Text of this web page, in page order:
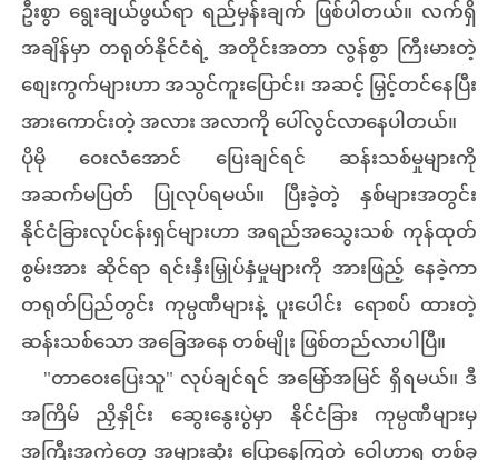
ဦးစွာ ရွေးချယ်ဖွယ်ရာ ရည်မှန်းချက် ဖြစ်ပါတယ်။ လက်ရှိ
အချိန်မှာ တရုတ်နိုင်ငံရဲ့ အတိုင်းအတာ လွန်စွာ ကြီးမားတဲ့
စျေးကွက်များဟာ အသွင်ကူးပြောင်း၊ အဆင့် မြှင့်တင်နေပြီး
အားကောင်းတဲ့ အလား အလာကို ပေါ်လွင်လာနေပါတယ်။
ပိုမို ဝေးလံအောင် ပြေးချင်ရင် ဆန်းသစ်မှုများကို
အဆက်မပြတ် ပြုလုပ်ရမယ်။ ပြီးခဲ့တဲ့ နှစ်များအတွင်း
နိုင်ငံခြားလုပ်ငန်းရှင်များဟာ အရည်အသွေးသစ် ကုန်ထုတ်
စွမ်းအား ဆိုင်ရာ ရင်းနှီးမြှုပ်နှံမှုများကို အားဖြည့် နေခဲ့ကာ
တရုတ်ပြည်တွင်း ကုမ္ပဏီများနဲ့ ပူးပေါင်း ရောစပ် ထားတဲ့
ဆန်းသစ်သော အခြေအနေ တစ်မျိုး ဖြစ်တည်လာပါပြီ။
"တာဝေးပြေးသူ" လုပ်ချင်ရင် အမြော်အမြင် ရှိရမယ်။ ဒီ
အကြိမ် ညှိနှိုင်း ဆွေးနွေးပွဲမှာ နိုင်ငံခြား ကုမ္ပဏီများမှ